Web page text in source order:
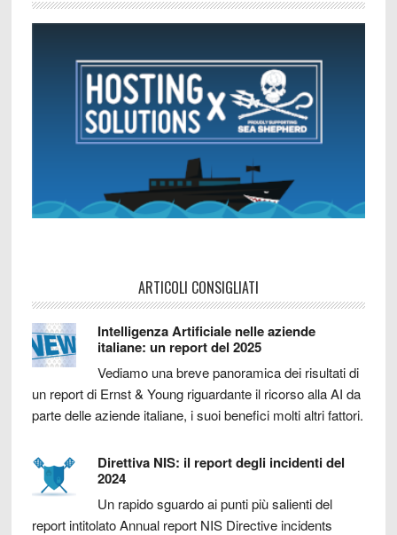
ARTICOLI CONSIGLIATI
Intelligenza Artificiale nelle aziende
italiane: un report del 2025
Vediamo una breve panoramica dei risultati di
un report di Ernst & Young riguardante il ricorso alla AI da
parte delle aziende italiane, i suoi benefici molti altri fattori.
Direttiva NIS: il report degli incidenti del
2024
Un rapido sguardo ai punti più salienti del
report intitolato Annual report NIS Directive incidents